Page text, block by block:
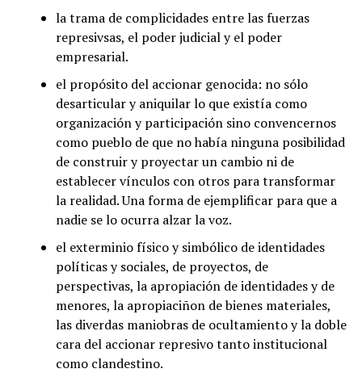
la trama de complicidades entre las fuerzas
represivsas, el poder judicial y el poder
empresarial.
el propósito del accionar genocida: no sólo
desarticular y aniquilar lo que existía como
organización y participación sino convencernos
como pueblo de que no había ninguna posibilidad
de construir y proyectar un cambio ni de
establecer vínculos con otros para transformar
la realidad. Una forma de ejemplificar para que a
nadie se lo ocurra alzar la voz.
el exterminio físico y simbólico de identidades
políticas y sociales, de proyectos, de
perspectivas, la apropiación de identidades y de
menores, la apropiaciñon de bienes materiales,
las diverdas maniobras de ocultamiento y la doble
cara del accionar represivo tanto institucional
como clandestino.